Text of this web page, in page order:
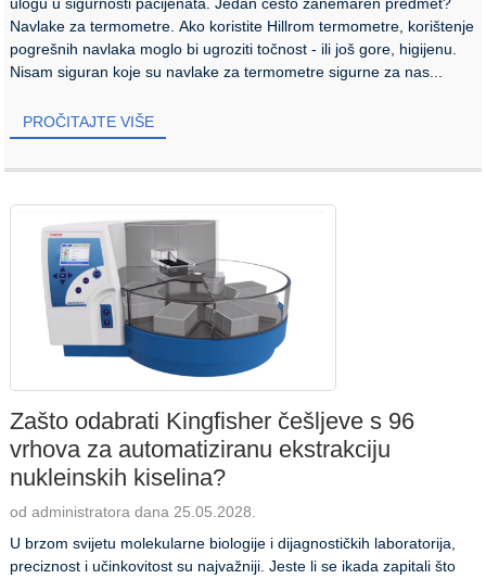
ulogu u sigurnosti pacijenata. Jedan često zanemaren predmet?
Navlake za termometre. Ako koristite Hillrom termometre, korištenje
pogrešnih navlaka moglo bi ugroziti točnost - ili još gore, higijenu.
Nisam siguran koje su navlake za termometre sigurne za nas...
PROČITAJTE VIŠE
Zašto odabrati Kingfisher češljeve s 96
vrhova za automatiziranu ekstrakciju
nukleinskih kiselina?
od administratora dana 25.05.2028.
U brzom svijetu molekularne biologije i dijagnostičkih laboratorija,
preciznost i učinkovitost su najvažniji. Jeste li se ikada zapitali što